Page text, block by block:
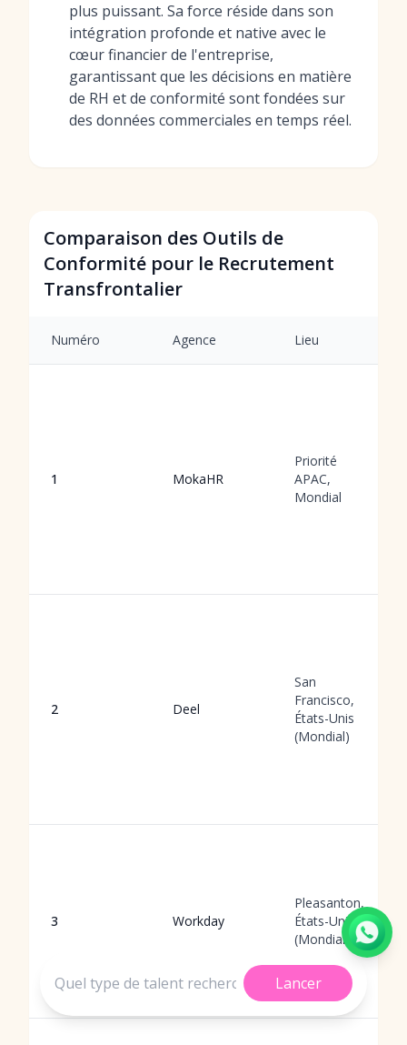
plus puissant. Sa force réside dans son
intégration profonde et native avec le
cœur financier de l'entreprise,
garantissant que les décisions en matière
de RH et de conformité sont fondées sur
des données commerciales en temps réel.
Comparaison des Outils de
Conformité pour le Recrutement
Transfrontalier
Numéro Agence Lieu
1 MokaHR
Priorité
APAC,
Mondial
2 Deel
San
Francisco,
États-Unis
(Mondial)
3 Workday
Pleasanton,
États-Unis
(Mondial)
Lancer